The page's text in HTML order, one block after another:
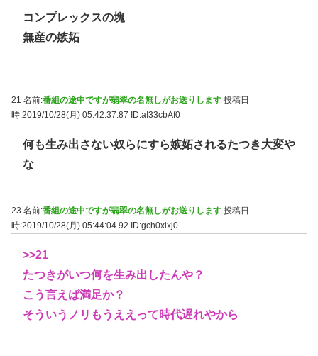
コンプレックスの塊
無産の嫉妬
21 名前:番組の途中ですが翡翠の名無しがお送りします 投稿日
時:2019/10/28(月) 05:42:37.87 ID:aI33cbAf0
何も生み出さない奴らにすら嫉妬されるたつき大変や
な
23 名前:番組の途中ですが翡翠の名無しがお送りします 投稿日
時:2019/10/28(月) 05:44:04.92
ID:gch0xlxj0
>>21
たつきがいつ何を生み出したんや？
こう言えば満足か？
そういうノリもうええって時代遅れやから